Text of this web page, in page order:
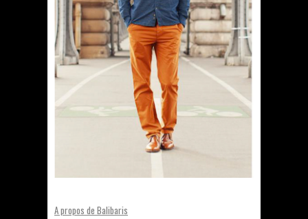
A propos de Balibaris